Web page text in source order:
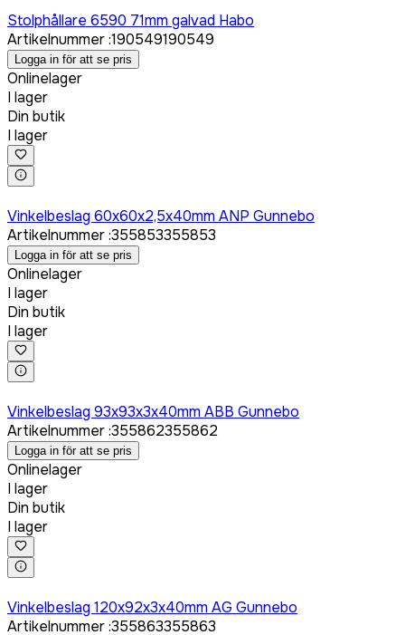
Stolphållare 6590 71mm galvad Habo
Artikelnummer:190549190549
Logga in för att se pris
Onlinelager
I lager
Din butik
I lager
Vinkelbeslag 60x60x2,5x40mm ANP Gunnebo
Artikelnummer:355853355853
Logga in för att se pris
Onlinelager
I lager
Din butik
I lager
Vinkelbeslag 93x93x3x40mm ABB Gunnebo
Artikelnummer:355862355862
Logga in för att se pris
Onlinelager
I lager
Din butik
I lager
Vinkelbeslag 120x92x3x40mm AG Gunnebo
Artikelnummer:355863355863